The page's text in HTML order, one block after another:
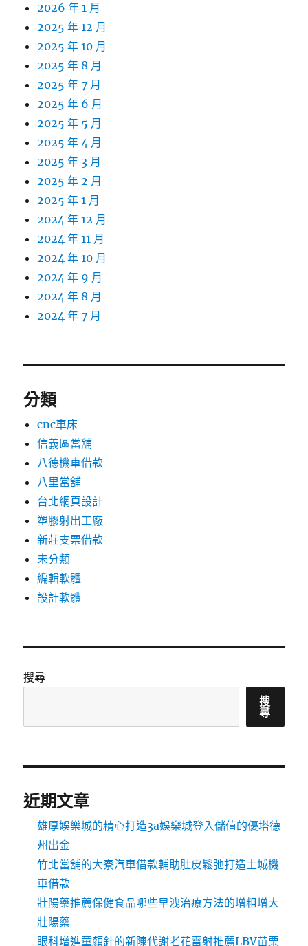
2026 年 1 月
2025 年 12 月
2025 年 10 月
2025 年 8 月
2025 年 7 月
2025 年 6 月
2025 年 5 月
2025 年 4 月
2025 年 3 月
2025 年 2 月
2025 年 1 月
2024 年 12 月
2024 年 11 月
2024 年 10 月
2024 年 9 月
2024 年 8 月
2024 年 7 月
分類
cnc車床
信義區當舖
八德機車借款
八里當舖
台北網頁設計
塑膠射出工廠
新莊支票借款
未分類
編輯軟體
設計軟體
搜尋
搜
尋
近期文章
雄厚娛樂城的精心打造3a娛樂城登入儲值的優塔德
州出金
竹北當舖的大寮汽車借款輔助肚皮鬆弛打造土城機
車借款
壯陽藥推薦保健食品哪些早洩治療方法的增粗增大
壯陽藥
眼科增進童顏針的新陳代謝老花雷射推薦LBV苗栗